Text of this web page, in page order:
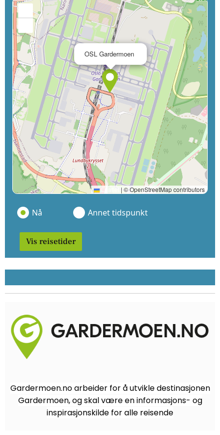
OSL Gardermoen
Leaflet | © OpenStreetMap contributors
Nå Annet tidspunkt
Vis reisetider
Gardermoen.no arbeider for å utvikle destinasjonen
Gardermoen, og skal være en informasjons- og
inspirasjonskilde for alle reisende